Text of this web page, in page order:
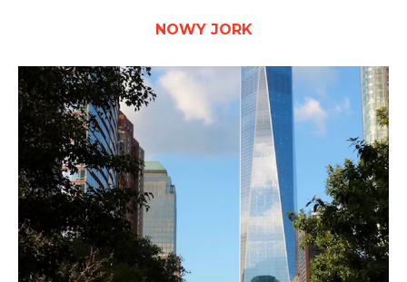
NOWY JORK